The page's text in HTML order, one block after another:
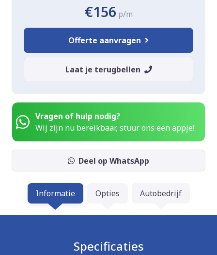
€156 p/m
Offerte aanvragen
Laat je terugbellen
Vragen of hulp nodig?
Wij zijn nu bereikbaar, stuur ons een appje!
Deel op WhatsApp
Informatie Opties Autobedrijf
Specificaties